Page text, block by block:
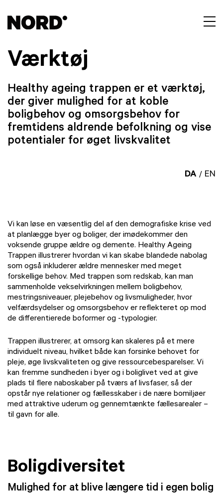
Værktøj
Healthy ageing trappen er et værktøj,
der giver mulighed for at koble
boligbehov og omsorgsbehov for
fremtidens aldrende befolkning og vise
potentialer for øget livskvalitet
DA / EN
Vi kan løse en væsentlig del af den demografiske krise ved
at planlægge byer og boliger, der imødekommer den
voksende gruppe ældre og demente. Healthy Ageing
Trappen illustrerer hvordan vi kan skabe blandede nabolag
som også inkluderer ældre mennesker med meget
forskellige behov. Med trappen som redskab, kan man
sammenholde vekselvirkningen mellem boligbehov,
mestringsniveauer, plejebehov og livsmuligheder, hvor
velfærdsydelser og omsorgsbehov er reflekteret op mod
de differentierede boformer og -typologier.
Trappen illustrerer, at omsorg kan skaleres på et mere
individuelt niveau, hvilket både kan forsinke behovet for
pleje, øge livskvaliteten og give ressourcebesparelser. Vi
kan fremme sundheden i byer og i boliglivet ved at give
plads til flere naboskaber på tværs af livsfaser, så der
opstår nye relationer og fællesskaber i de nære bomiljøer
med attraktive uderum og gennemtænkte fællesarealer –
til gavn for alle.
Boligdiversitet
Mulighed for at blive længere tid i egen bolig